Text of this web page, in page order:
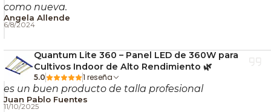
como nueva.
Angela Allende
6/8/2024
Quantum Lite 360 – Panel LED de 360W para
Cultivos Indoor de Alto Rendimiento 🌿
5.0 1 reseña
es un buen producto de talla profesional
Juan Pablo Fuentes
11/10/2025